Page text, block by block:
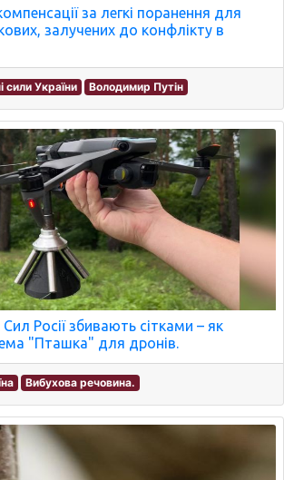
за легкі поранення для
залучених до конфлікту в
сили України Володимир Путін
Росії збивають сітками – як
"Пташка" для дронів.
Вибухова речовина.